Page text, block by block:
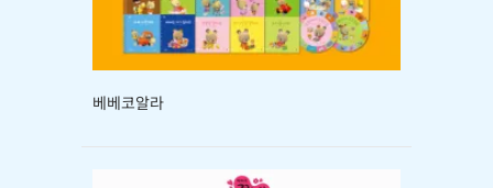
베베코알라